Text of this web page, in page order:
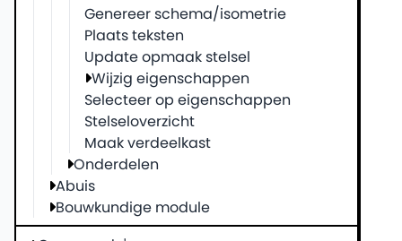
Genereer schema/isometrie
Plaats teksten
Update opmaak stelsel
Wijzig eigenschappen
Selecteer op eigenschappen
Stelseloverzicht
Maak verdeelkast
Onderdelen
Abuis
Bouwkundige module